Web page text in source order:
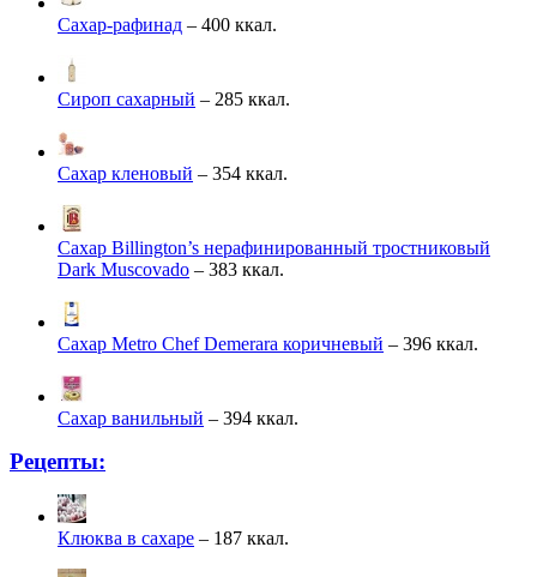
Сахар-рафинад – 400 ккал.
Сироп сахарный – 285 ккал.
Сахар кленовый – 354 ккал.
Сахар Billington’s нерафинированный тростниковый
Dark Muscovado – 383 ккал.
Сахар Metro Chef Demerara коричневый – 396 ккал.
Сахар ванильный – 394 ккал.
Рецепты:
Клюква в сахаре – 187 ккал.